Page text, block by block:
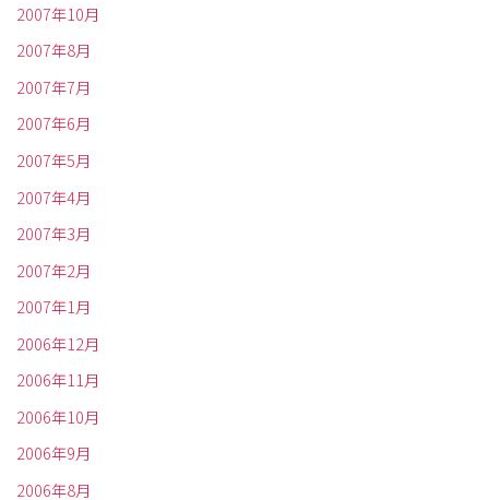
2007年10月
2007年8月
2007年7月
2007年6月
2007年5月
2007年4月
2007年3月
2007年2月
2007年1月
2006年12月
2006年11月
2006年10月
2006年9月
2006年8月